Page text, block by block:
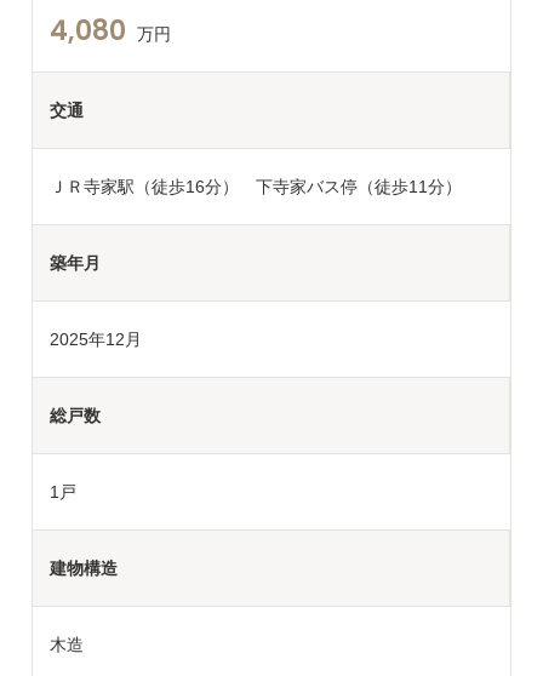
4,080 万円
交通
ＪＲ寺家駅（徒歩16分） 下寺家バス停（徒歩11分）
築年月
2025年12月
総戸数
1戸
建物構造
木造